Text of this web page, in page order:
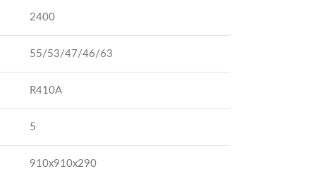
2400
55/53/47/46/63
R410A
5
910х910х290